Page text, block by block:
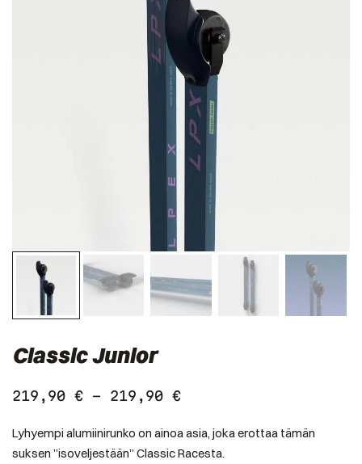
Classic Junior
219,90 € – 219,90 €
Lyhyempi alumiinirunko on ainoa asia, joka erottaa tämän
suksen ”isoveljestään” Classic Racesta.